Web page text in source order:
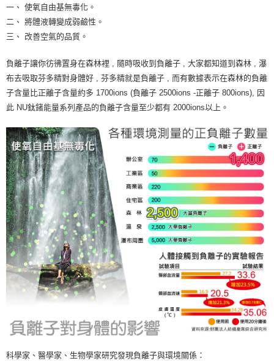
一、 使氧自由基無毒化。
二、 將體液轉變成弱鹼性。
三、 改善空氣的品質。
負離子讓你彷彿置身在森林裡 , 隨時吸收到負離子 , 大家都知道到森林 , 瀑
布去吸取芬多精對身體好 , 芬多精就是負離子 , 而有數據表示在森林的負離
子含量比正離子含量約多 1700ions (負離子 2500ions -正離子 800ions), 因
此 NU鈦鍺能量系列產品的負離子含量至少都有 2000ions以上。
科學家、醫學家、生物學家研究發現負離子與環境關係：